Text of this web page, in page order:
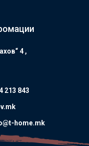
4 ,
213 843
home.mk